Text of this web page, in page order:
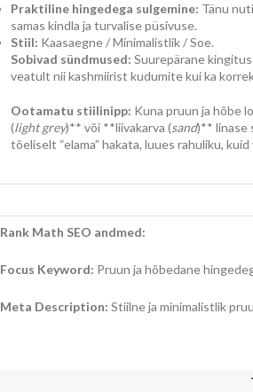
Praktiline hingedega sulgemine: Tänu
samas kindla ja turvalise püsivuse.
Stiil: Kaasaegne / Minimalistlik / Soe.
Sobivad sündmused: Suurepärane
veatult nii kashmiirist kudumite kui ka
Ootamatu stiilinipp: Kuna pruun ja hõbe
(light grey)** või **liivakarva (sand)** linase
tõeliselt “elama” hakata, luues rahuliku,
Rank Math SEO andmed:
Focus Keyword: Pruun ja hõbedane
Meta Description: Stiilne ja minimalistlik